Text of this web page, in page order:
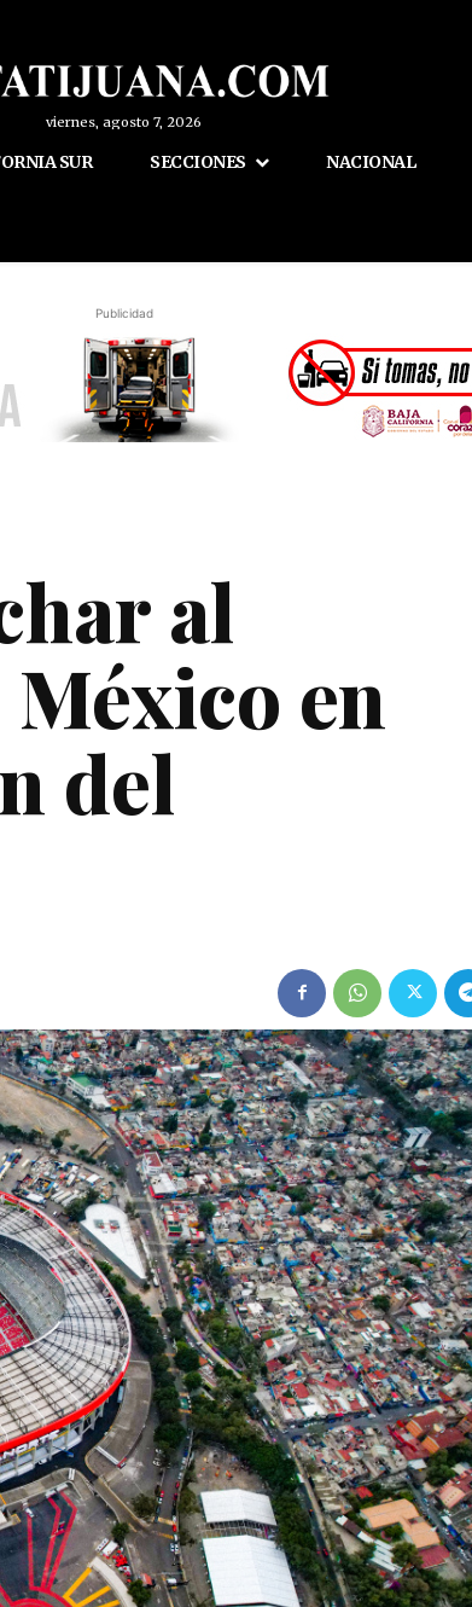
viernes, agosto 7, 2026
SUR SECCIONES NACIONAL
Publicidad
al
en
del